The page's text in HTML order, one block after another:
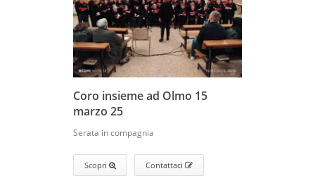
Coro insieme ad Olmo 15
marzo 25
Serata in compagnia
Scopri Contattaci